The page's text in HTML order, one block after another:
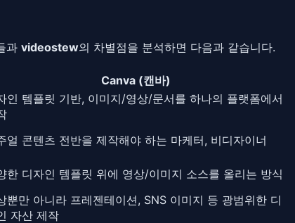
과 videostew의 차별점을 분석하면 다음과 같습니다.
Canva (캔바)
인 템플릿 기반, 이미지/영상/문서를 하나의 플랫폼에서
얼 콘텐츠 전반을 제작해야 하는 마케터, 비디자이너
한 디자인 템플릿 위에 영상/이미지 소스를 올리는 방식
뿐만 아니라 프레젠테이션, SNS 이미지 등 광범위한 디
자산 제작